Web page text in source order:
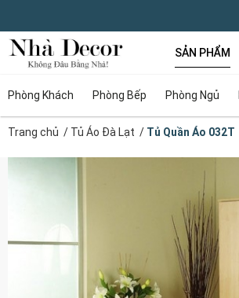
SẢN PHẨM
Phòng Khách Phòng Bếp Phòng Ngủ
Trang chủ / Tủ Áo Đà Lạt / Tủ Quần Áo 032T